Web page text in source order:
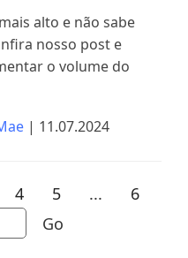
alto e não sabe
nosso post e
o volume do
| 11.07.2024
4 5 ...
6
Go